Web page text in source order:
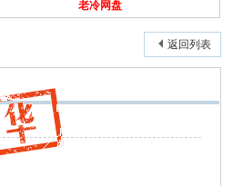
老冷网盘
返回列表